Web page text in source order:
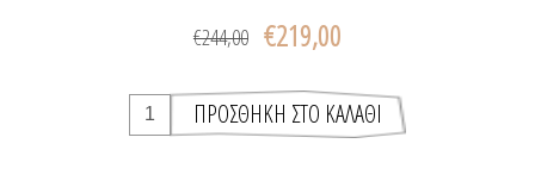
€244,00 €219,00